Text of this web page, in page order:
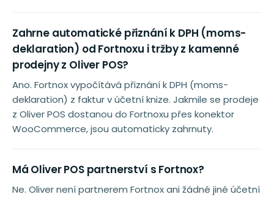
Zahrne automatické přiznání k DPH (moms-
deklaration) od Fortnoxu i tržby z kamenné
prodejny z Oliver POS?
Ano. Fortnox vypočítává přiznání k DPH (moms-
deklaration) z faktur v účetní knize. Jakmile se prodeje
z Oliver POS dostanou do Fortnoxu přes konektor
WooCommerce, jsou automaticky zahrnuty.
Má Oliver POS partnerství s Fortnox?
Ne. Oliver není partnerem Fortnox ani žádné jiné účetní